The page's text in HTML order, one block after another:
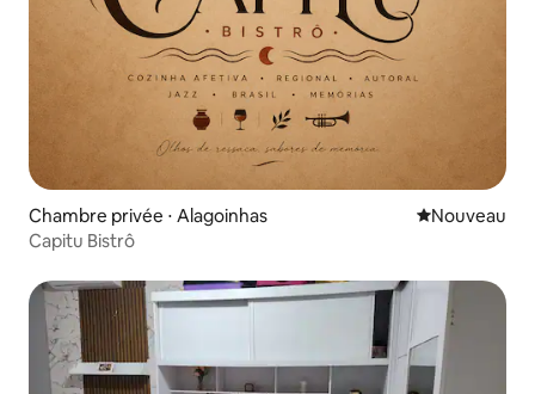
Chambre privée ⋅ Alagoinhas Nouvel
Nouveau
Capitu Bistrô